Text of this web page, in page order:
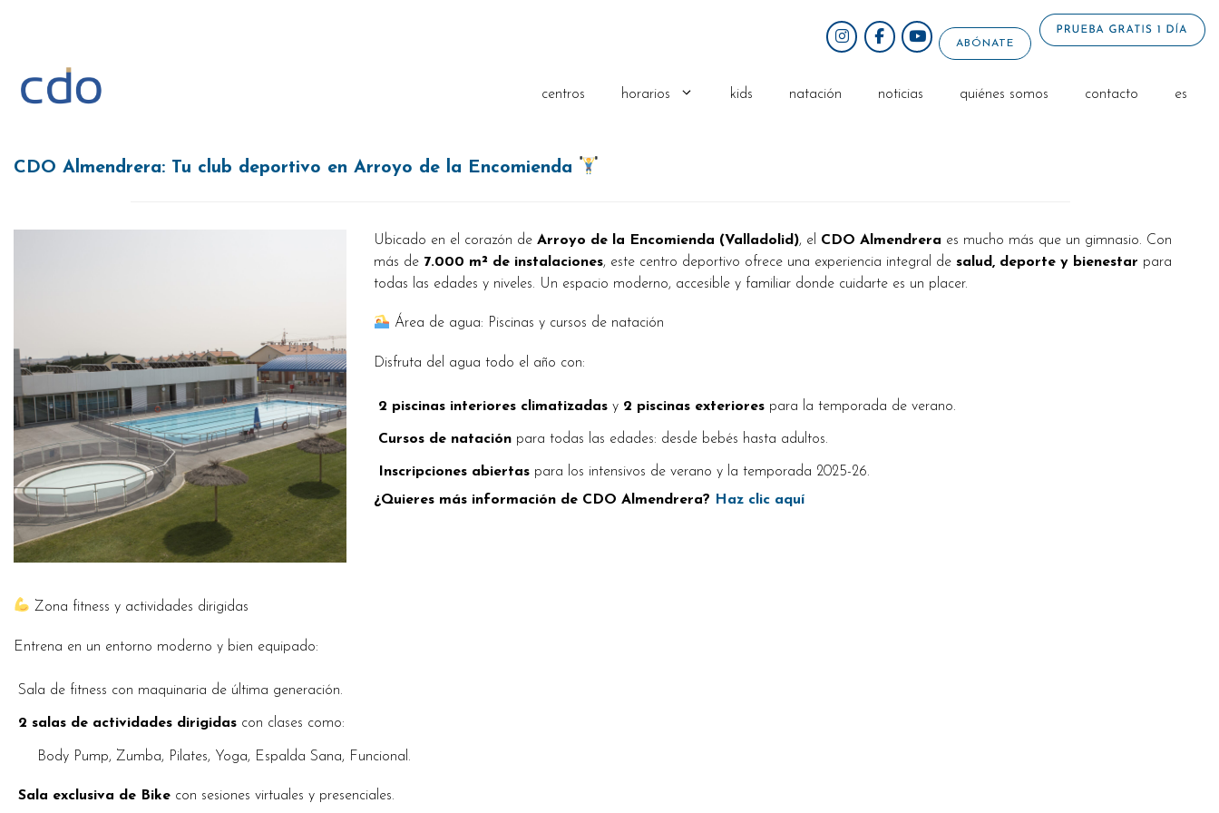
ABÓNATE
centros horarios kids natación noticias quiénes somos contacto es
CDO Almendrera: Tu club deportivo en Arroyo de la Encomienda
Ubicado en el corazón deArroyo de la Encomienda (Valladolid), el CDO Almendrera es mucho más que un gimnasio. Con
más de 7.000 m² de instalaciones, este centro deportivo ofrece una experiencia integral desalud, deporte y bienestar para
todas las edades y niveles. Un espacio moderno, accesible y familiar donde cuidarte es un placer.
Área de agua: Piscinas y cursos de natación
Disfruta del agua todo el año con:
2 piscinas interiores climatizadas y 2 piscinas exteriores para la temporada de verano.
Cursos de natación para todas las edades: desde bebés hasta adultos.
Inscripciones abiertas para los intensivos de verano y la temporada 2025-26.
¿Quieres más información de CDO Almendrera? Haz clic aquí
Zona fitness y actividades dirigidas
Entrena en un entorno moderno y bien equipado:
Sala de fitness con maquinaria de última generación.
2 salas de actividades dirigidas con clases como:
Body Pump, Zumba, Pilates, Yoga, Espalda Sana, Funcional.
Sala exclusiva de Bike con sesiones virtuales y presenciales.